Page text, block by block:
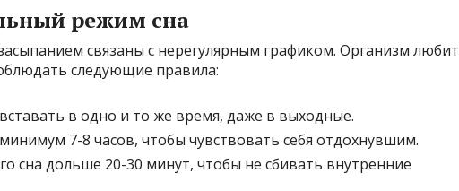
режим сна
связаны с нерегулярным графиком. Организм любит
следующие правила:
в одно и то же время, даже в выходные.
7-8 часов, чтобы чувствовать себя отдохнувшим.
сна дольше 20-30 минут, чтобы не сбивать внутренние